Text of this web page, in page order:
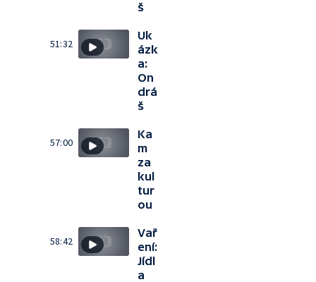
š
51:32
Uk
ázk
a:
On
drá
š
57:00
Ka
m
za
kul
tur
ou
58:42
Vař
ení:
Jídl
a